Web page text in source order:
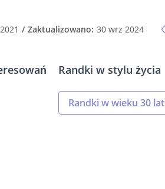
Zaktualizowano: 30 wrz 2024
Randki w stylu życia
Randki w wieku 30 lat